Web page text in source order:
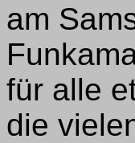
am
für alle
die